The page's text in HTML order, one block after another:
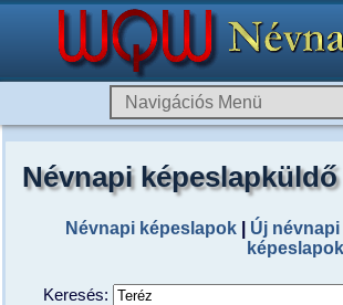
Névnapi képeslapküldő
Névnapi képeslapok Új
képeslapok
Keresés: